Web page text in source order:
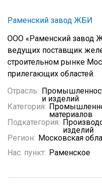
Раменский завод ЖБИ
ООО «Раменский завод
ведущих поставщик
строительном рынке
прилегающих областей.
Отрасль:
и изделий
Категория:
материалов
Подкатегория:
изделий
Регион: Московская
Нас. пункт: Раменское